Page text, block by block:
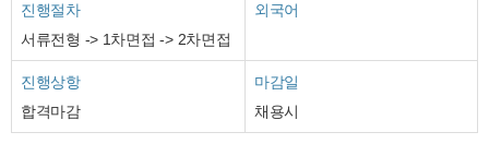
진행절차
서류전형 -> 1차면접 -> 2차면접
외국어
진행상항
합격마감
마감일
채용시